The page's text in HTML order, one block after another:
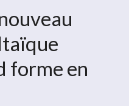
forme en